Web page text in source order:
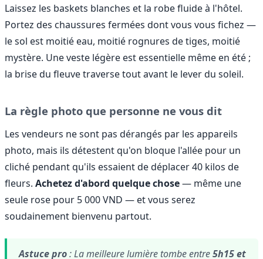
Laissez les baskets blanches et la robe fluide à l'hôtel.
Portez des chaussures fermées dont vous vous fichez —
le sol est moitié eau, moitié rognures de tiges, moitié
mystère. Une veste légère est essentielle même en été ;
la brise du fleuve traverse tout avant le lever du soleil.
La règle photo que personne ne vous dit
Les vendeurs ne sont pas dérangés par les appareils
photo, mais ils détestent qu'on bloque l'allée pour un
cliché pendant qu'ils essaient de déplacer 40 kilos de
fleurs. Achetez d'abord quelque chose— même une
seule rose pour 5 000 VND — et vous serez
soudainement bienvenu partout.
Astuce pro: La meilleure lumière tombe entre5h15 et